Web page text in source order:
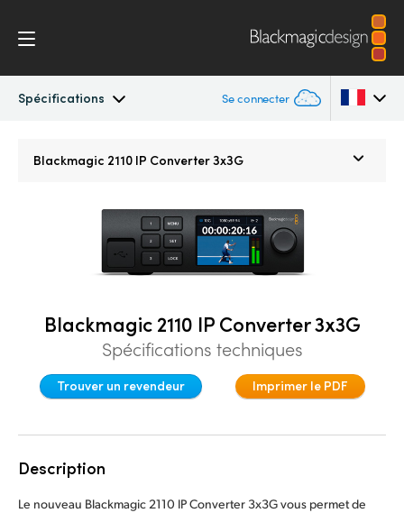
Spécifications Se connecter
Denmark
France
Germany
Blackmagic 2110 IP Converter 3x3G
Blackmagic 2110 IP Converter 3x3G
Spécifications techniques
Trouver un revendeur Imprimer le PDF
Description
Le nouveau Blackmagic 2110 IP Converter 3x3G vous permet de